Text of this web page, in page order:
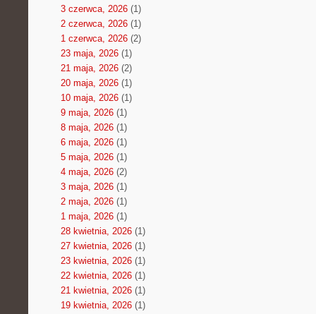
3 czerwca, 2026(1)
2 czerwca, 2026(1)
1 czerwca, 2026(2)
23 maja, 2026(1)
21 maja, 2026(2)
20 maja, 2026(1)
10 maja, 2026(1)
9 maja, 2026(1)
8 maja, 2026(1)
6 maja, 2026(1)
5 maja, 2026(1)
4 maja, 2026(2)
3 maja, 2026(1)
2 maja, 2026(1)
1 maja, 2026(1)
28 kwietnia, 2026(1)
27 kwietnia, 2026(1)
23 kwietnia, 2026(1)
22 kwietnia, 2026(1)
21 kwietnia, 2026(1)
19 kwietnia, 2026(1)